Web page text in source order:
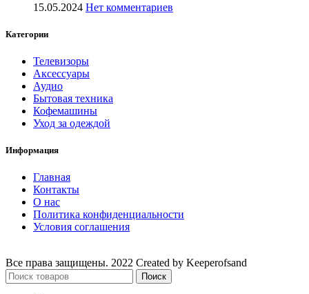
15.05.2024 Нет комментариев
Категории
Телевизоры
Аксессуары
Аудио
Бытовая техника
Кофемашины
Уход за одеждой
Информация
Главная
Контакты
О нас
Политика конфиденциальности
Условия соглашения
Все права защищены. 2022 Created by Keeperofsand
Поиск